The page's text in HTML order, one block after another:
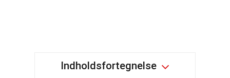
Indholdsfortegnelse